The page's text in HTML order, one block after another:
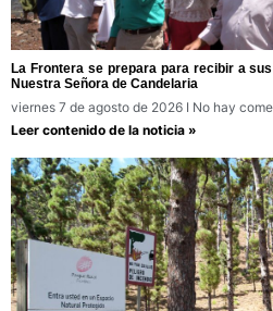
La Frontera se prepara para recibir a
Nuestra Señora de Candelaria
viernes 7 de agosto de 2026
No hay
Leer contenido de la noticia »